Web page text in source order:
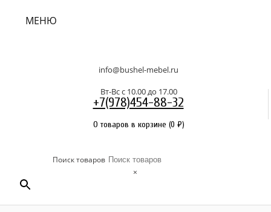
МЕНЮ
info@bushel-mebel.ru
Вт-Вс c 10.00 до 17.00
+7(978)454-88-32
0 товаров в корзине (0 ₽)
Поиск товаров
×